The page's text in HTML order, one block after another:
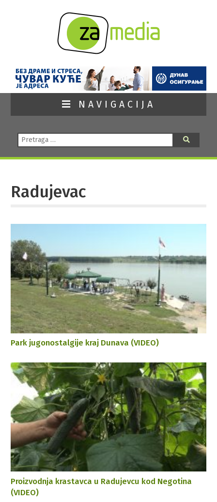
NAVIGACIJA
Pretraga:
Radujevac
Park jugonostalgije kraj Dunava (VIDEO)
Proizvodnja krastavca u Radujevcu kod Negotina
(VIDEO)